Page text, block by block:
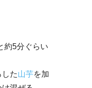
約5分ぐらい
た山芋を加